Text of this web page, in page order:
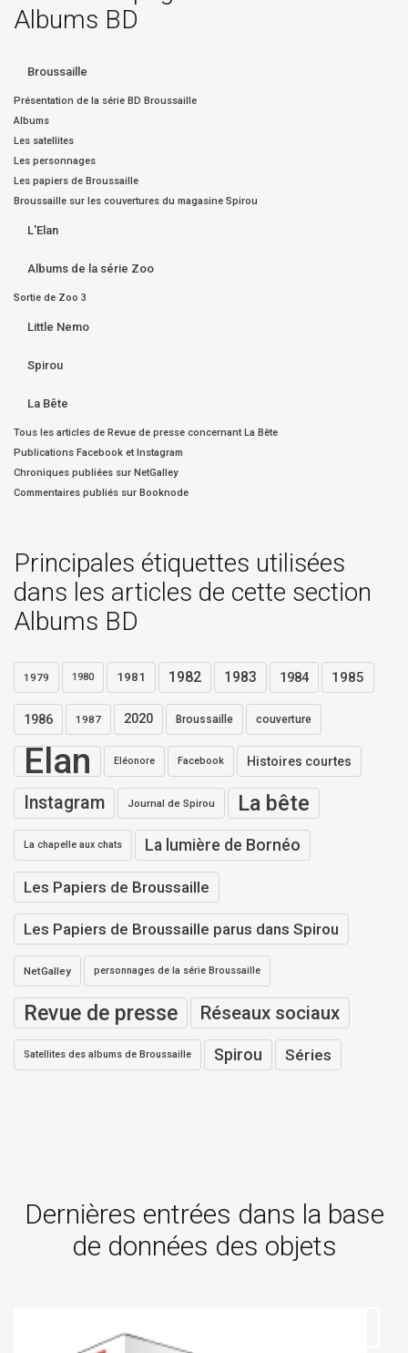
Albums BD
Broussaille
Présentation de la série BD Broussaille
Albums
Les satellites
Les personnages
Les papiers de Broussaille
Broussaille sur les couvertures du magasine Spirou
L'Elan
Albums de la série Zoo
Sortie de Zoo 3
Little Nemo
Spirou
La Bête
Tous les articles de Revue de presse concernant La Bête
Publications Facebook et Instagram
Chroniques publiées sur NetGalley
Commentaires publiés sur Booknode
Principales étiquettes utilisées
dans les articles de cette section
Albums BD
1979 1980 1981 1982 1983 1984 1985
1986 1987 2020 Broussaille couverture
Elan Eléonore Facebook Histoires courtes
Instagram Journal de Spirou La bête
La chapelle aux chats La lumière de Bornéo
Les Papiers de Broussaille
Les Papiers de Broussaille parus dans Spirou
NetGalley personnages de la série Broussaille
Revue de presse Réseaux sociaux
Satellites des albums de Broussaille Spirou Séries
Dernières entrées dans la base
de données des objets